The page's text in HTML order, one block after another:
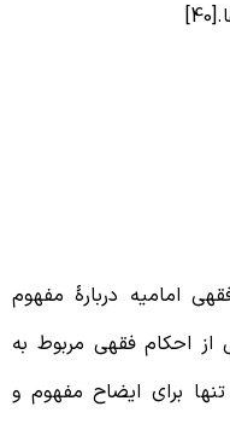
امامیه دربارۀ مفهوم
احکام فقهی مربوط به
برای ایضاح مفهوم و